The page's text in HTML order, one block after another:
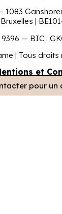
1083
Bruxelles |
— BIC :
| Tous droits
et
pour un